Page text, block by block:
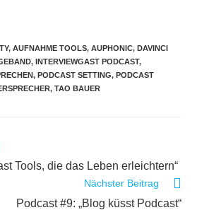
, AUFNAHME TOOLS, AUPHONIC, DAVINCI
, INTERVIEWGAST PODCAST,
, PODCAST SETTING, PODCAST
, TAO BAUER
Tools, die das Leben erleichtern“
Nächster Beitrag
Podcast #9: „Blog küsst Podcast“